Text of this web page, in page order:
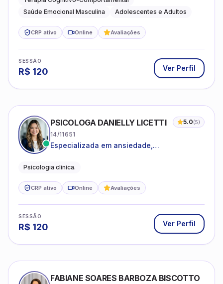
Saúde Emocional Masculina
Adolescentes e Adultos
CRP ativo Online Avaliações
SESSÃO
R$ 120 Ver Perfil
PSICOLOGA DANIELLY LICETTI 5.0(5)
14/11651
Especializada em ansiedade,
Psicologia clinica.
CRP ativo Online Avaliações
SESSÃO
R$ 120 Ver Perfil
FABIANE SOARES BARBOZA BISCOTTO